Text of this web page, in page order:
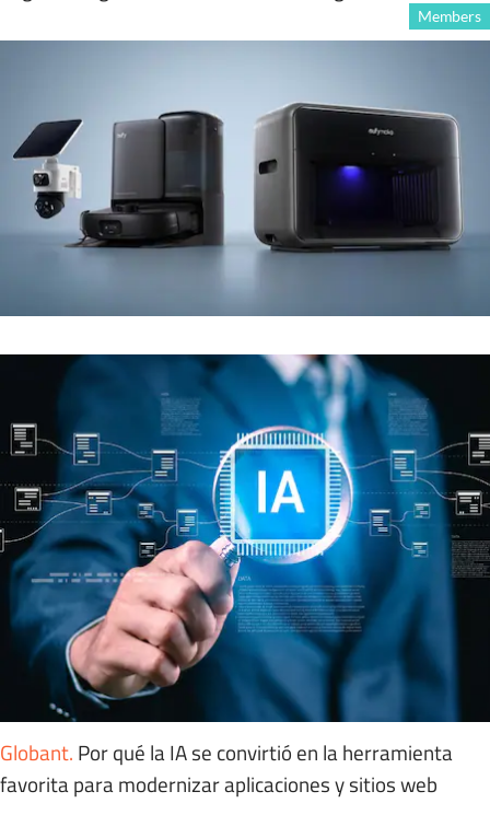
Members
Globant. Por qué la IA se convirtió en la herramienta
favorita para modernizar aplicaciones y sitios web